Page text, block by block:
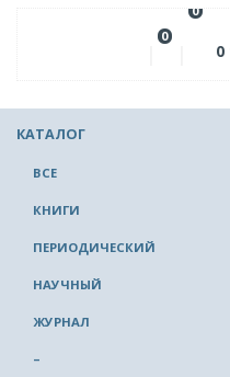
0
0
0
КАТАЛОГ
ВСЕ
КНИГИ
ПЕРИОДИЧЕСКИЙ
НАУЧНЫЙ
ЖУРНАЛ
–